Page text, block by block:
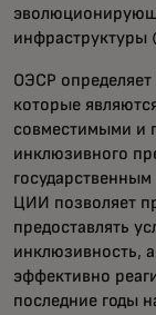
ОЭСР
которые
совместимыми и
инклюзивного
ЦИИ позволяет
предоставлять
инклюзивность,
эффективно
последние годы